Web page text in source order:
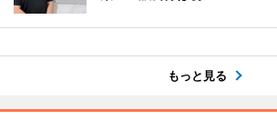
もっと見る